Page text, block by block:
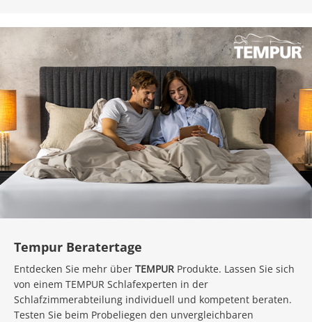
Tempur Beratertage
Entdecken Sie mehr über TEMPUR Produkte. Lassen Sie sich
von einem TEMPUR Schlafexperten in der
Schlafzimmerabteilung individuell und kompetent beraten.
Testen Sie beim Probeliegen den unvergleichbaren